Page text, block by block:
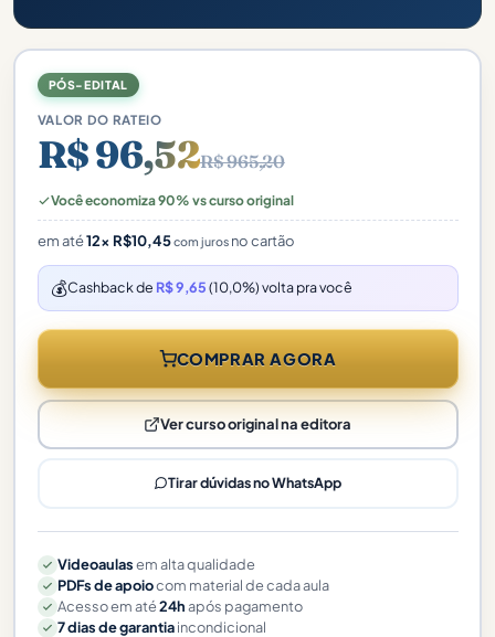
PÓS-EDITAL
VALOR DO RATEIO
R$ 96,52R$ 965,20
Você economiza 90% vs curso original
em até12× R$10,45com jurosno cartão
💰Cashback de R$ 9,65(10,0%) volta pra você
COMPRAR AGORA
Ver curso original na editora
Tirar dúvidas no WhatsApp
Videoaulasem alta qualidade
PDFs de apoiocom material de cada aula
Acesso em até24hapós pagamento
7 dias de garantiaincondicional